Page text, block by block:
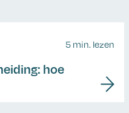
5 min. lezen
hoe